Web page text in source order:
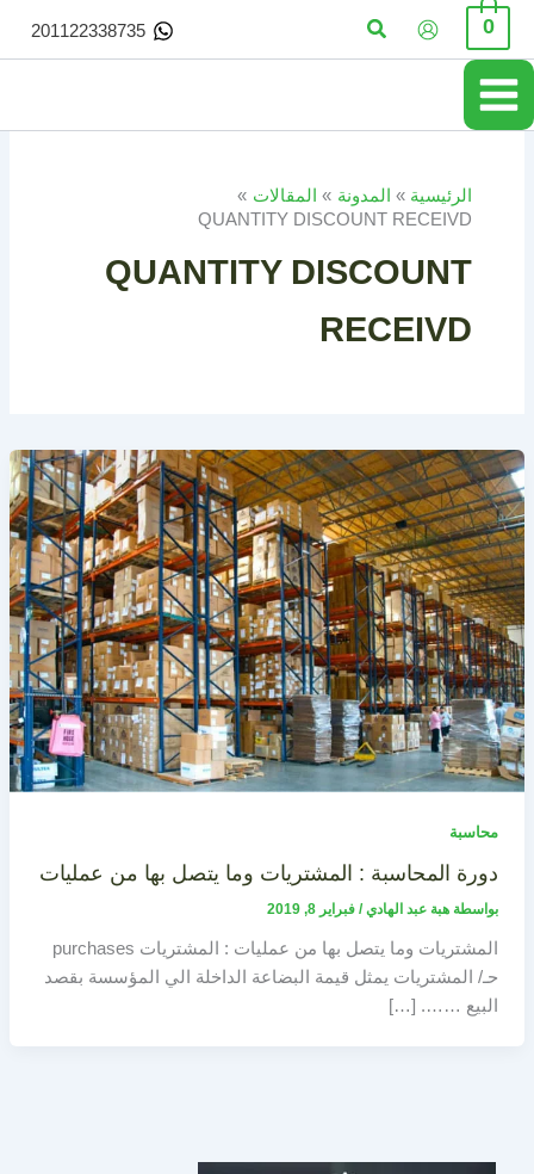
تخطي
المحتوى
0 البحث 201122338735
الرئيسية المدونة
المقالات
QUANTITY DISCOUNT RECEIVD
QUANTITY DISCOUNT
RECEIVD
محاسبة
دورة المحاسبة : المشتريات وما يتصل بها من عمليات
بواسطة هبة عبد الهادي/ فبراير 8, 2019
المشتريات وما يتصل بها من عمليات : المشتريات purchases
حـ/ المشتريات يمثل قيمة البضاعة الداخلة الي المؤسسة بقصد
البيع ……. […]